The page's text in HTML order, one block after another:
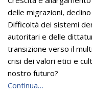
delle migrazioni,
Difficoltà dei sistemi
autoritari e delle
transizione verso il
crisi dei valori etici e
nostro futuro?
Continua…